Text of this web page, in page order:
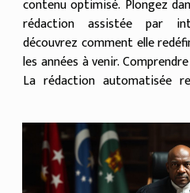
contenu optimisé. Plongez
rédaction assistée par
découvrez comment elle
les années à venir.
La rédaction automatisée
langage naturel...